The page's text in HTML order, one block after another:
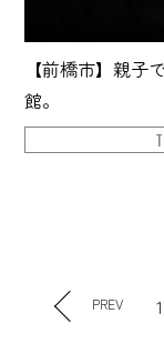
【前橋市】親
館。
PREV 1